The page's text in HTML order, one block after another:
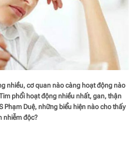
nhiều, cơ quan nào càng hoạt động nào
phổi hoạt động nhiều nhất, gan, thận
Phạm Duệ, những biểu hiện nào cho thấy
nhiễm độc?